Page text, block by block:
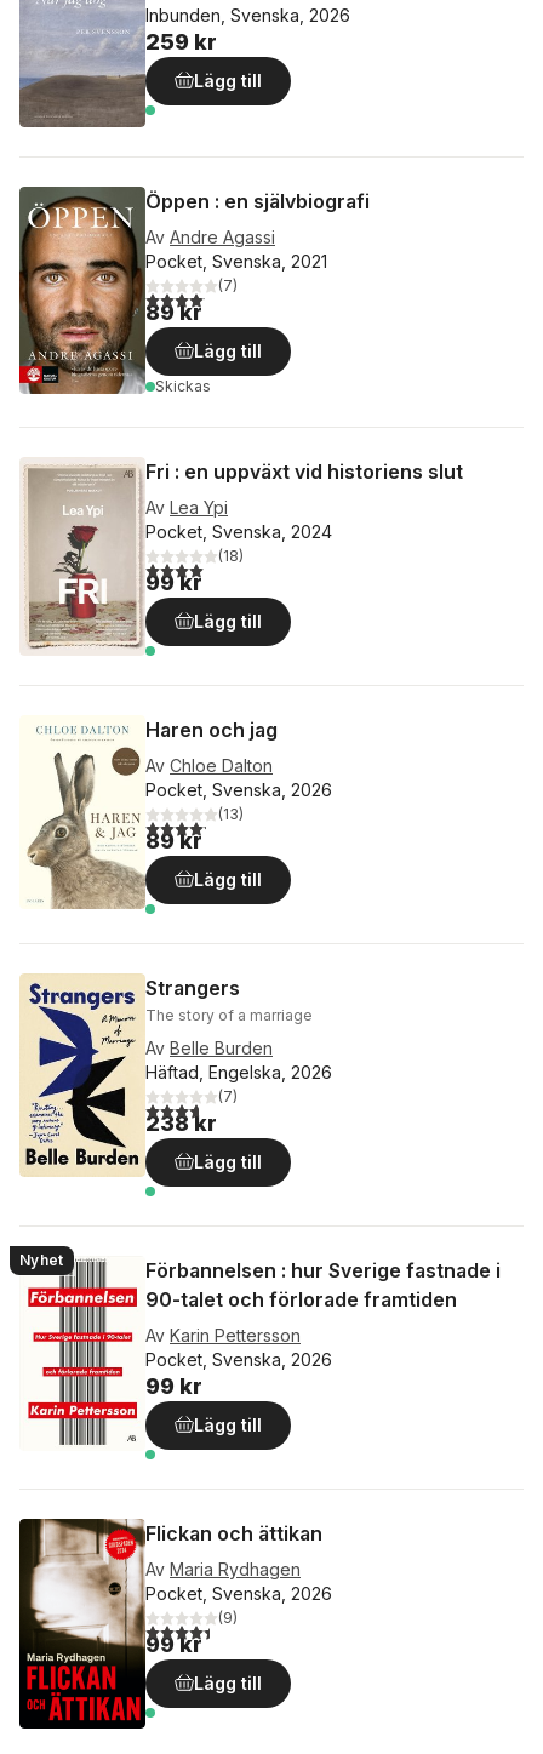
Inbunden, Svenska, 2026
259 kr
Lägg till
Öppen : en självbiografi
Av Andre Agassi
Pocket, Svenska, 2021
4,1utav 5 stjärnor. Totalt antal röster:
(7)
89 kr
Lägg till
Skickas
Fri : en uppväxt vid historiens slut
Av Lea Ypi
Pocket, Svenska, 2024
4,0utav 5 stjärnor. Totalt antal röster:
(18)
99 kr
Lägg till
Haren och jag
Av Chloe Dalton
Pocket, Svenska, 2026
4,2utav 5 stjärnor. Totalt antal röster:
(13)
89 kr
Lägg till
Strangers
The story of a marriage
Av Belle Burden
Häftad, Engelska, 2026
3,7utav 5 stjärnor. Totalt antal röster:
(7)
238 kr
Lägg till
Nyhet
Förbannelsen : hur Sverige fastnade i
90-talet och förlorade framtiden
Av Karin Pettersson
Pocket, Svenska, 2026
99 kr
Lägg till
Flickan och ättikan
Av Maria Rydhagen
Pocket, Svenska, 2026
4,4utav 5 stjärnor. Totalt antal röster:
(9)
99 kr
Lägg till